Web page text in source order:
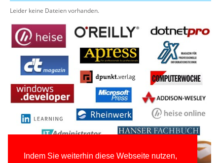
Indem Sie weiterhin diese Webseite nutzen,
Leider keine Dateien vorhanden.